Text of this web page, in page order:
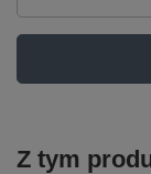
Z tym